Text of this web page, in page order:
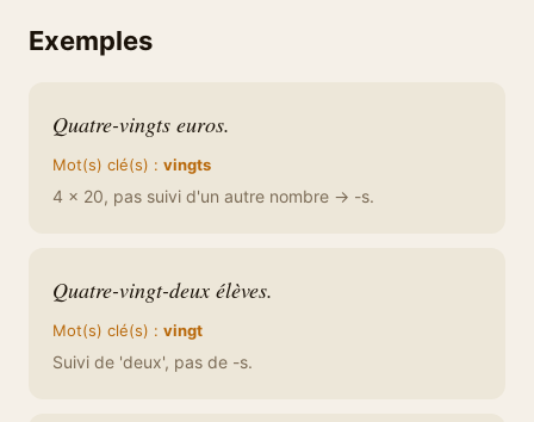
Exemples
Quatre-vingts euros.
Mot(s) clé(s) : vingts
4 × 20, pas suivi d'un autre nombre → -s.
Quatre-vingt-deux élèves.
Mot(s) clé(s) : vingt
Suivi de 'deux', pas de -s.